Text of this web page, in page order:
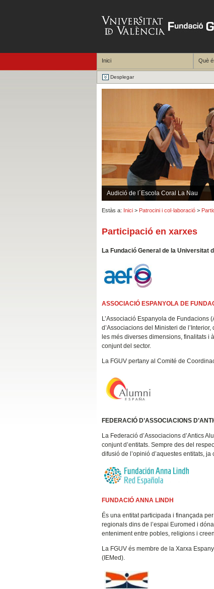
Inici Què
Desplegar
Audició de l´Escola Coral La Nau
Estàs a: Inici > Patrocini i col·laboració >
Participació en xarxes
La Fundació General de la Universitat
ASSOCIACIÓ ESPANYOLA DE
L’Associació Espanyola de
d’Associacions del Ministeri de
les més diverses dimensions, finalitats i
conjunt del sector.
La FGUV pertany al Comité de
FEDERACIÓ D’ASSOCIACIONS
La Federació d’Associacions d’Antics
conjunt d’entitats. Sempre des del
difusió de l’opinió d’aquestes entitats,
FUNDACIÓ ANNA LINDH
És una entitat participada i finançada
regionals dins de l’espai Euromed i
enteniment entre pobles, religions i
La FGUV és membre de la Xarxa
(IEMed).